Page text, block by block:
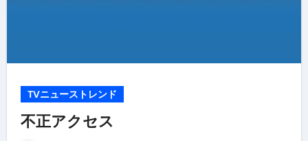
TVニューストレンド
不正アクセス